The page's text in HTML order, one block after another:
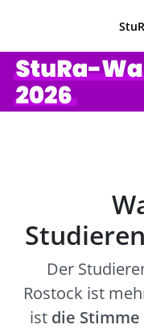
Der
Rostock ist
ist die